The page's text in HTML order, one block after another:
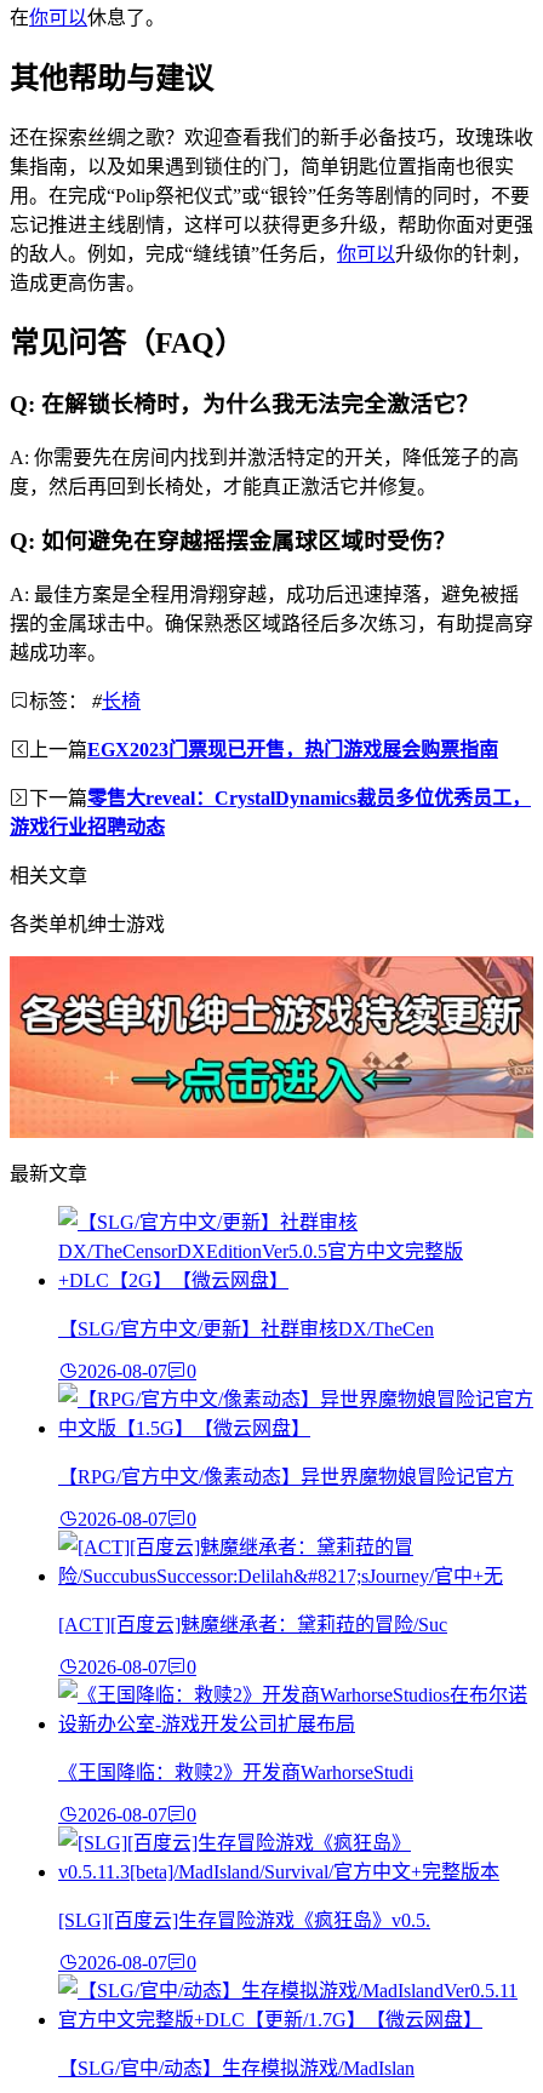
在你可以休息了。
其他帮助与建议
还在探索丝绸之歌？欢迎查看我们的新手必备技巧，玫瑰珠收
集指南，以及如果遇到锁住的门，简单钥匙位置指南也很实
用。在完成“Polip祭祀仪式”或“银铃”任务等剧情的同时，不要
忘记推进主线剧情，这样可以获得更多升级，帮助你面对更强
的敌人。例如，完成“缝线镇”任务后， 你可以升级你的针刺，
造成更高伤害。
常见问答（FAQ）
Q: 在解锁长椅时，为什么我无法完全激活它？
A: 你需要先在房间内找到并激活特定的开关，降低笼子的高
度，然后再回到长椅处，才能真正激活它并修复。
Q: 如何避免在穿越摇摆金属球区域时受伤？
A: 最佳方案是全程用滑翔穿越，成功后迅速掉落，避免被摇
摆的金属球击中。确保熟悉区域路径后多次练习，有助提高穿
越成功率。
标签： #长椅
上一篇EGX2023门票现已开售，热门游戏展会购票指南
下一篇零售大reveal：CrystalDynamics裁员多位优秀员工，
游戏行业招聘动态
相关文章
各类单机绅士游戏
最新文章
【SLG/官方中文/更新】社群审核DX/TheCen
2026-08-07 0
【RPG/官方中文/像素动态】异世界魔物娘冒险记官方
2026-08-07 0
[ACT][百度云]魅魔继承者：黛莉菈的冒险/Suc
2026-08-07 0
《王国降临：救赎2》开发商WarhorseStudi
2026-08-07 0
[SLG][百度云]生存冒险游戏《疯狂岛》v0.5.
2026-08-07 0
【SLG/官中/动态】生存模拟游戏/MadIslan